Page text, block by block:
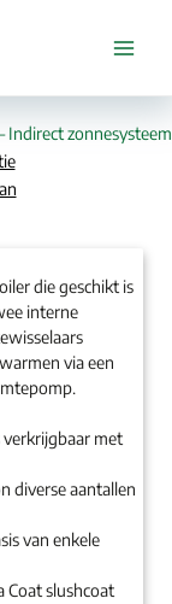
Indirect zonnesysteem
die geschikt is
interne
via een
verkrijgbaar met
diverse aantallen
van enkele
Coat slushcoat